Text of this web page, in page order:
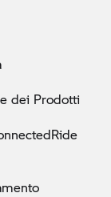
dei Prodotti